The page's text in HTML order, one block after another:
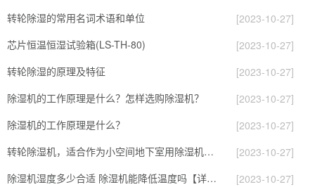
转轮除湿的常用名词术语和单位
[2023-10-27]
芯片恒温恒湿试验箱(LS-TH-80)
[2023-10-27]
转轮除湿的原理及特征
[2023-10-27]
除湿机的工作原理是什么？怎样选购除湿机？
[2023-10-27]
除湿机的工作原理是什么？
[2023-10-27]
转轮除湿机，适合作为小空间地下室用除湿机使用么？
[2023-10-27]
除湿机湿度多少合适 除湿机能降低温度吗【详解】
[2023-10-27]